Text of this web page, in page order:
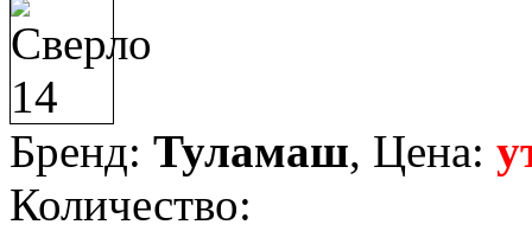
Бренд: Туламаш, Цена:
Количество: